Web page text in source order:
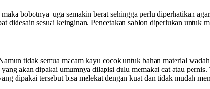
bobotnya juga semakin berat sehingga perlu diperhatikan
didesain sesuai keinginan. Pencetakan sablon diperlukan
tidak semua macam kayu cocok untuk bahan material wadah
akan dipakai umumnya dilapisi dulu memakai cat atau
dipakai tersebut bisa melekat dengan kuat dan tidak mudah